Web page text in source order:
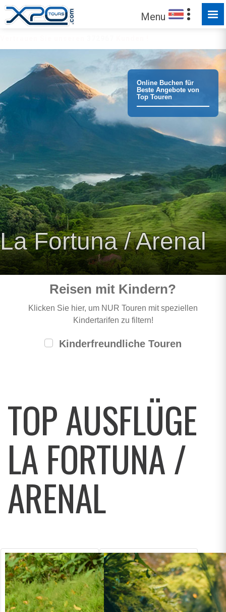
Menu
Online Buchen für
Beste Angebote von
Top Touren
La Fortuna / Arenal
Reisen mit Kindern?
Klicken Sie hier, um NUR Touren mit speziellen
Kindertarifen zu filtern!
Kinderfreundliche Touren
TOP AUSFLÜGE
LA FORTUNA /
ARENAL